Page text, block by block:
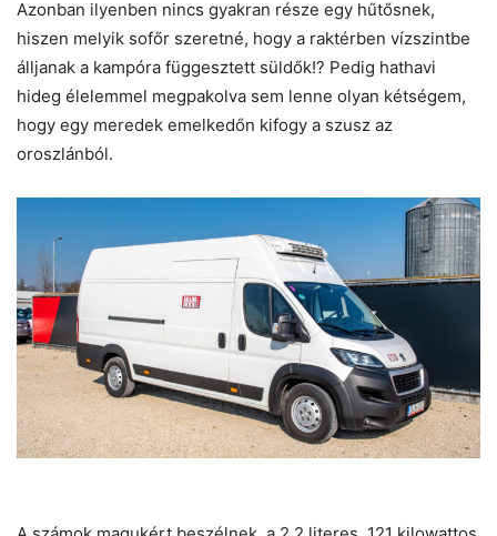
Azonban ilyenben nincs gyakran része egy hűtősnek,
hiszen melyik sofőr szeretné, hogy a raktérben vízszintbe
álljanak a kampóra függesztett süldők!? Pedig hathavi
hideg élelemmel megpakolva sem lenne olyan kétségem,
hogy egy meredek emelkedőn kifogy a szusz az
oroszlánból.